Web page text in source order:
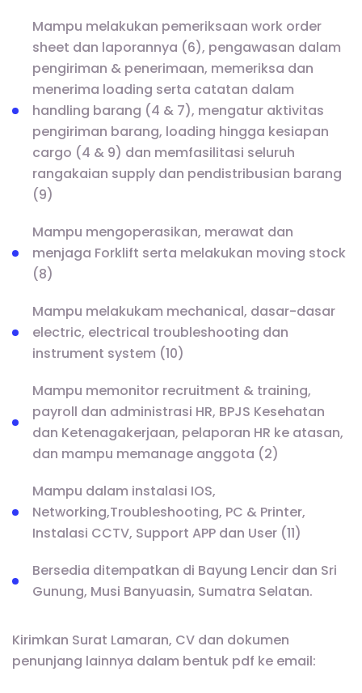
Mampu melakukan pemeriksaan work order
sheet dan laporannya (6), pengawasan dalam
pengiriman & penerimaan, memeriksa dan
menerima loading serta catatan dalam
handling barang (4 & 7), mengatur aktivitas
pengiriman barang, loading hingga kesiapan
cargo (4 & 9) dan memfasilitasi seluruh
rangakaian supply dan pendistribusian barang
(9)
Mampu mengoperasikan, merawat dan
menjaga Forklift serta melakukan moving stock
(8)
Mampu melakukam mechanical, dasar-dasar
electric, electrical troubleshooting dan
instrument system (10)
Mampu memonitor recruitment & training,
payroll dan administrasi HR, BPJS Kesehatan
dan Ketenagakerjaan, pelaporan HR ke atasan,
dan mampu memanage anggota (2)
Mampu dalam instalasi IOS,
Networking,Troubleshooting, PC & Printer,
Instalasi CCTV, Support APP dan User (11)
Bersedia ditempatkan di Bayung Lencir dan Sri
Gunung, Musi Banyuasin, Sumatra Selatan.
Kirimkan Surat Lamaran, CV dan dokumen
penunjang lainnya dalam bentuk pdf ke email: